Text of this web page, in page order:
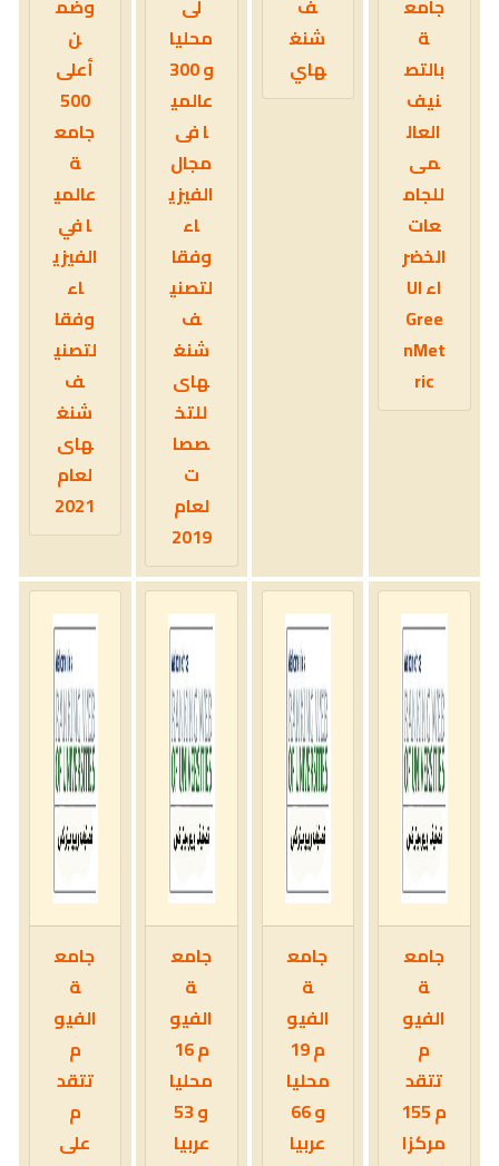
جامع
ة
بالتص
نيف
العال
مى
للجام
عات
الخضر
اء UI
Gree
nMet
ric
ف
شنغ
هاي
لى
محليا
و 300
عالمي
ا فى
مجال
الفيزي
اء
وفقا
لتصني
ف
شنغ
هاى
للتخ
صصا
ت
لعام
2019
وضم
ن
أعلى
500
جامع
ة
عالمي
ا في
الفيزي
اء
وفقا
لتصني
ف
شنغ
هاى
لعام
2021
جامع
ة
الفيو
م
تتقد
م 155
مركزا
جامع
ة
الفيو
م 19
محليا
و 66
عربيا
جامع
ة
الفيو
م 16
محليا
و 53
عربيا
جامع
ة
الفيو
م
تتقد
م
على